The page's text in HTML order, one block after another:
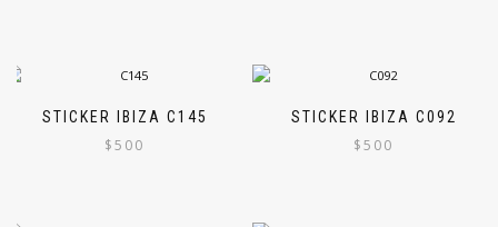
STICKER IBIZA C145
$500
STICKER IBIZA C092
$500